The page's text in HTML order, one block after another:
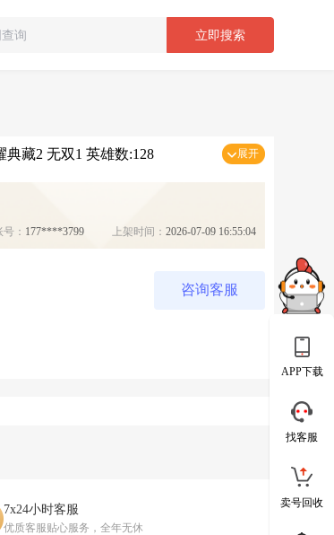
立即搜索
藏2 无双1 英雄数:128 展开
： 177****3799 上架时间： 2026-07-09 16:55:04
咨询客服
7x24小时客服
优质客服贴心服务，全年无休
APP下载
找客服
卖号回收